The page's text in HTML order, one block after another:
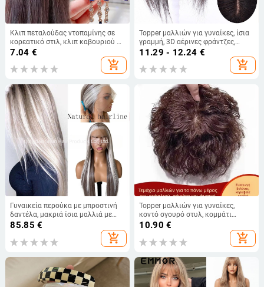
Κλιπ πεταλούδας ντοπαμίνης σε
κορεατικό στιλ, κλιπ καβουριού με
φούντα, νέο κομψό, ταιριαστό
7.04 €
add_shopping_cart
Topper μαλλιών για γυναίκες, ίσια
γραμμή, 3D αέρινες φράντζες,
μηχανική επεξεργασία, συμβατό με
11.29 - 12.24 €
add_shopping_cart
Γυναικεία περούκα με μπροστινή
δαντέλα, μακριά ίσια μαλλιά με
καφέ ανταύγειες και λευκές
αποχρώσεις, COS στυλ, φυσική
γραμμή μαλλιών
85.85 €
add_shopping_cart
Topper μαλλιών για γυναίκες,
κοντό σγουρό στυλ, κομμάτι
όγκου, ίνες υψηλής θερμοκρασίας
ανθεκτικές, μηχανισμός σύνδεσης
10.90 €
add_shopping_cart